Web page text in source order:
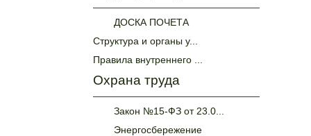
ДОСКА ПОЧЕТА
Структура и органы у...
Правила внутреннего ...
Охрана труда
Закон №15-ФЗ от 23.0...
Энергосбережение